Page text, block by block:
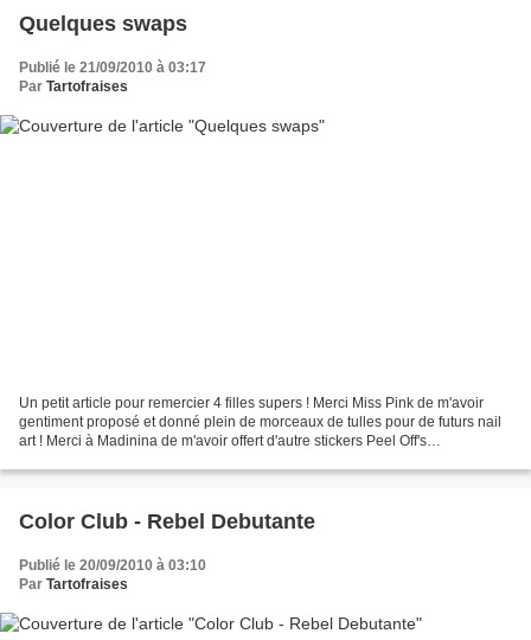
Quelques swaps
Publié le 21/09/2010 à 03:17
Par Tartofraises
Un petit article pour remercier 4 filles supers ! Merci Miss Pink de m'avoir
gentiment proposé et donné plein de morceaux de tulles pour de futurs nail
art ! Merci à Madinina de m'avoir offert d'autre stickers Peel Off's
Color Club - Rebel Debutante
Publié le 20/09/2010 à 03:10
Par Tartofraises